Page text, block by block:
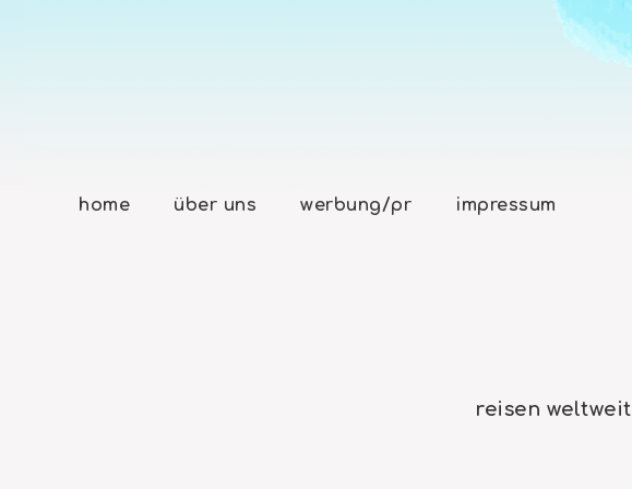
home über uns werbung/pr impressum
reisen weltweit